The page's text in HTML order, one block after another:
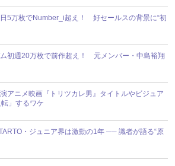
5万枚でNumber_i超え！ 好セールスの背景に“初
初週20万枚で前作超え！ 元メンバー・中島裕翔
アニメ映画『トリツカレ男』タイトルやビジュア
」するワケ
・ジュニア界は激動の1年 ── 識者が語る“原